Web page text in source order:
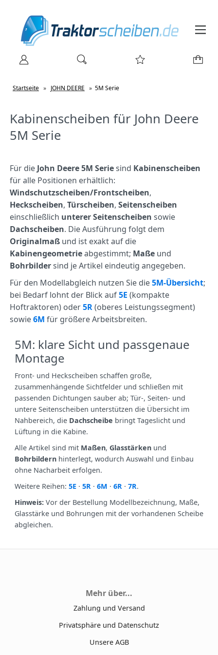
Startseite » JOHN DEERE » 5M Serie
Kabinenscheiben für John Deere
5M Serie
Für die John Deere 5M Seriesind Kabinenscheiben
für alle Positionen erhältlich:
Windschutzscheiben/Frontscheiben,
Heckscheiben, Türscheiben, Seitenscheiben
einschließlich unterer Seitenscheiben sowie
Dachscheiben. Die Ausführung folgt dem
Originalmaß und ist exakt auf die
Kabinengeometrieabgestimmt; Maße und
Bohrbildersind je Artikel eindeutig angegeben.
Für den Modellabgleich nutzen Sie die5M‑Übersicht;
bei Bedarf lohnt der Blick auf5E (kompakte
Hoftraktoren) oder5R(oberes Leistungssegment)
sowie6M für größere Arbeitsbreiten.
5M: klare Sicht und passgenaue
Montage
Front‑ und Heckscheiben schaffen große,
zusammenhängende Sichtfelder und schließen mit
passenden Dichtungen sauber ab; Tür‑, Seiten‑ und
untere Seitenscheiben unterstützen die Übersicht im
Nahbereich, die Dachscheibe bringt Tageslicht und
Lüftung in die Kabine.
Alle Artikel sind mit Maßen, Glasstärken und
Bohrbildern hinterlegt, wodurch Auswahl und Einbau
ohne Nacharbeit erfolgen.
Weitere Reihen: 5E · 5R · 6M · 6R · 7R.
Hinweis: Vor der Bestellung Modellbezeichnung, Maße,
Glasstärke und Bohrungen mit der vorhandenen Scheibe
abgleichen.
Mehr über...
Zahlung und Versand
Privatsphäre und Datenschutz
Unsere AGB